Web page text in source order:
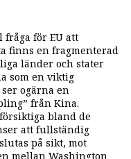
för EU att
finns en fragmenterad
länder och stater
som en viktig
ogärna en
från Kina.
bland de
att fullständig
på sikt, mot
mellan Washington